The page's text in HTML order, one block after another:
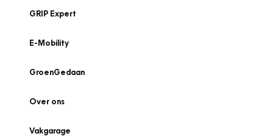
GRIP Expert
E-Mobility
GroenGedaan
Over ons
Vakgarage